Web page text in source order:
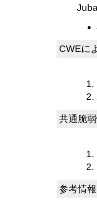
CWEに
共通脆
参考情報